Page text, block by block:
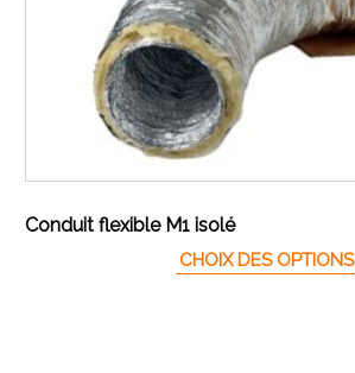
Conduit flexible M1 isolé
CHOIX DES OPTIONS